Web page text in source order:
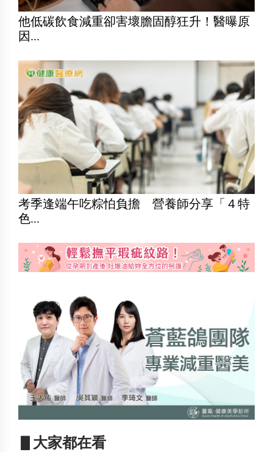
他低碳飲食減重卻害壞膽固醇狂升！醫曝原
因...
考季逢端午吃粽怕負擔 營養師分享「４特
色...
▋大家都在看